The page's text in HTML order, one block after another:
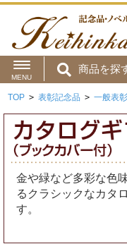
MENU
商品を探
用途から
商品カテゴリ
価格帯から
～
～
～
TOP > 表彰記念品 > 一般表彰
金や緑など多彩な色
るクラシックなカタ
す。